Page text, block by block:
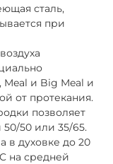
сталь,
при
Meal и Big Meal и
от протекания.
позволяет
50/50 или 35/65.
в духовке до 20
на средней